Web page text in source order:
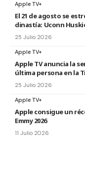
Apple TV+
El 21 de agosto se
dinastía: Uconn
25 Julio 2026
Apple TV+
Apple TV anuncia la
última persona en la
25 Julio 2026
Apple TV+
Apple consigue un
Emmy 2026
11 Julio 2026